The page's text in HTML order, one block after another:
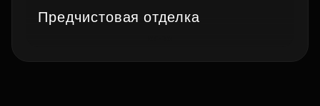
Предчистовая отделка